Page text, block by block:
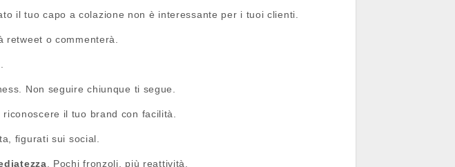
il tuo capo a colazione non è interessante per i tuoi clienti.
retweet o commenterà.
Non seguire chiunque ti segue.
il tuo brand con facilità.
figurati sui social.
. Pochi fronzoli, più reattività.